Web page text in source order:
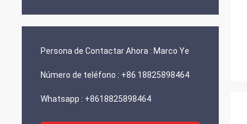
Persona de Contactar Ahora : Marco Ye
Número de teléfono : +86 18825898464
Whatsapp : +8618825898464